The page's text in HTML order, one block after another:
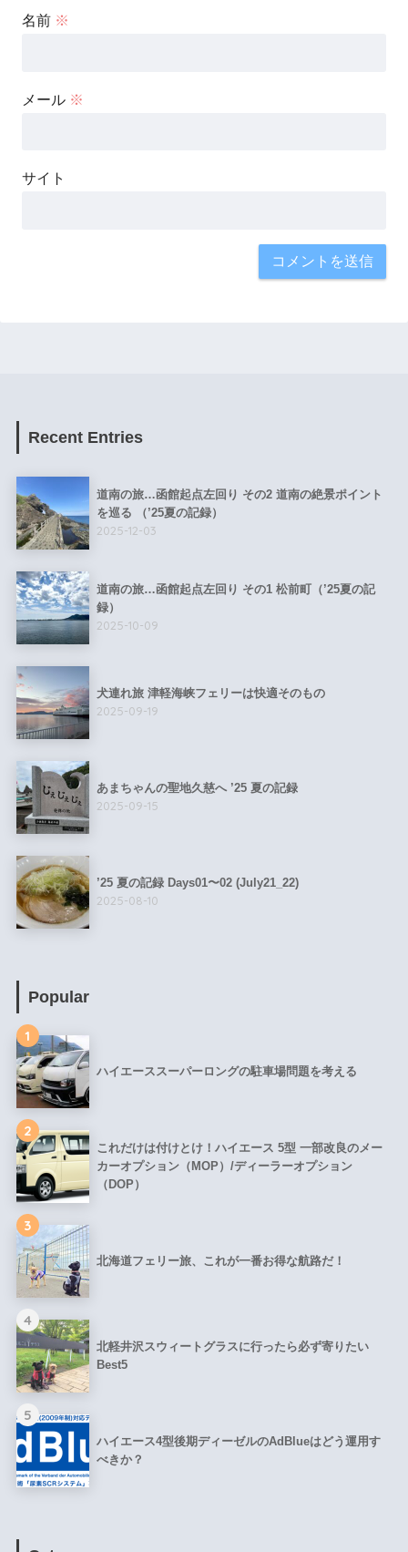
名前 ※
メール ※
サイト
Recent Entries
道南の旅…函館起点左回り その2 道南の絶景ポイント
を巡る （’25夏の記録）
2025-12-03
道南の旅…函館起点左回り その1 松前町（’25夏の記
録）
2025-10-09
犬連れ旅 津軽海峡フェリーは快適そのもの
2025-09-19
あまちゃんの聖地久慈へ ’25 夏の記録
2025-09-15
’25 夏の記録 Days01〜02 (July21_22)
2025-08-10
Popular
1
ハイエーススーパーロングの駐車場問題を考える
2
これだけは付けとけ！ハイエース 5型 一部改良のメー
カーオプション（MOP）/ディーラーオプション
（DOP）
3
北海道フェリー旅、これが一番お得な航路だ！
4
北軽井沢スウィートグラスに行ったら必ず寄りたい
Best5
5
ハイエース4型後期ディーゼルのAdBlueはどう運用す
べきか？